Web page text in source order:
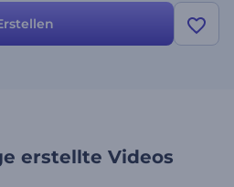
erstellte Videos